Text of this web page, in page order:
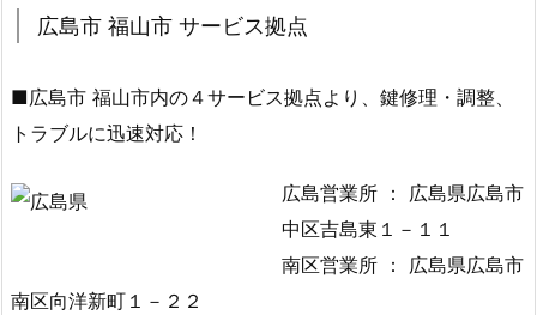
5.
島
県
山
町
広島市 福山市 サービス拠点
■広島市 福山市内の４サービス拠点より、鍵修理・調整、
トラブルに迅速対応！
広島営業所 ： 広島県広島市
中区吉島東１－１１
南区営業所 ： 広島県広島市
南区向洋新町１－２２